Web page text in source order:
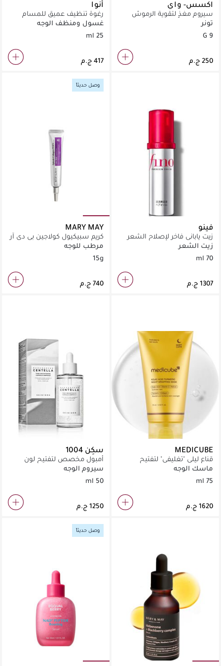
اكسس- واي
سيروم مغذٍ لتقوية الرموش
ومنع تساقطها وزيادة طولها.
تونر
9 G
أنوا
رغوة تنظيف عميق للمسام
بتركيبة كويرسيتينول الفعالة.
غسول ومنظف الوجه
25 ml
فينو
زيت ياباني فاخر لإصلاح الشعر
التالف ومنحه نعومة كالحرير.
زيت الشعر
70 ml
وصل حديثاً
MARY MAY
كريم سبيكيول كولاجين بي دي آر
إن
مرطب للوجه
15g
MEDICUBE
قناع ليلي "تغليفي" لتفتيح
البشرة بعمق وعلاج التصبغات
أثناء النوم.
ماسك الوجه
75 ml
سكِن 1004
أمبول مخصص لتفتيح لون
البشرة وتوحيدها باستخدام
كبسولات النضارة.
سيروم الوجه
50 ml
وصل حديثاً